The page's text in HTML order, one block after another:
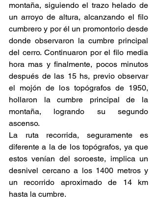
montaña, siguiendo el trazo helado de
un arroyo de altura, alcanzando el filo
cumbrero y por él un promontorio desde
donde observaron la cumbre principal
del cerro. Continuaron por el filo media
hora mas y finalmente, pocos minutos
después de las 15 hs, previo observar
el mojón de los topógrafos de 1950,
hollaron la cumbre principal de la
montaña, logrando su segundo
ascenso.
La ruta recorrida, seguramente es
diferente a la de los topógrafos, ya que
estos venían del soroeste, implica un
desnivel cercano a los 1400 metros y
un recorrido aproximado de 14 km
hasta la cumbre.